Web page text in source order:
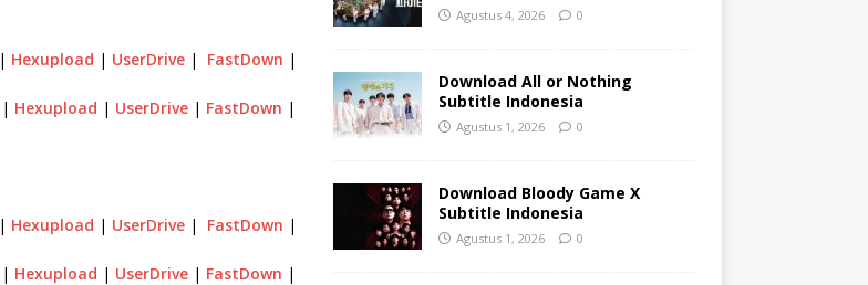
| Hexupload | UserDrive | FastDown |
| Hexupload | UserDrive| FastDown |
| Hexupload | UserDrive | FastDown |
| Hexupload | UserDrive| FastDown |
Agustus 4, 2026 0
Download All or Nothing
Subtitle Indonesia
Agustus 1, 2026 0
Download Bloody Game X
Subtitle Indonesia
Agustus 1, 2026 0